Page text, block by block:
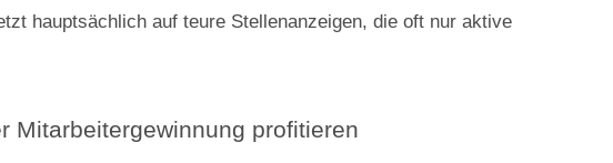
hauptsächlich auf teure Stellenanzeigen, die oft nur aktive
Mitarbeitergewinnung profitieren